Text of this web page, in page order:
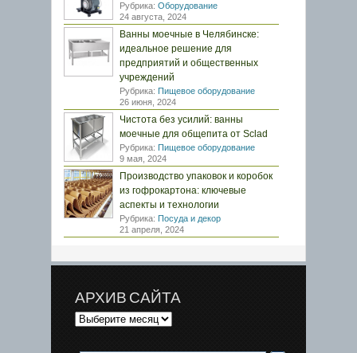
Рубрика: Оборудование
24 августа, 2024
Ванны моечные в Челябинске:
идеальное решение для
предприятий и общественных
учреждений
Рубрика: Пищевое оборудование
26 июня, 2024
Чистота без усилий: ванны
моечные для общепита от Sclad
Рубрика: Пищевое оборудование
9 мая, 2024
Производство упаковок и коробок
из гофрокартона: ключевые
аспекты и технологии
Рубрика: Посуда и декор
21 апреля, 2024
АРХИВ САЙТА